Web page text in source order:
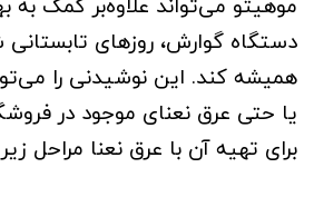
دستگاه گوارش، روزهای تابستانی
همیشه کند. این نوشیدنی را
یا حتی عرق نعنای موجود در
برای تهیه آن با عرق نعنا مراحل